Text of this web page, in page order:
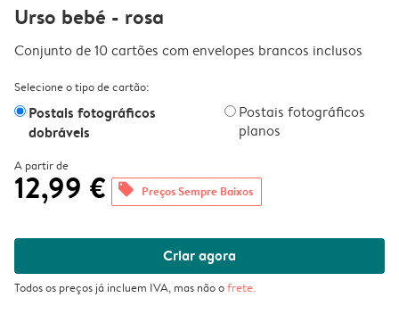
Urso bebé - rosa
Conjunto de 10 cartões com envelopes brancos inclusos
Selecione o tipo de cartão:
Postais fotográficos
dobráveis
Postais fotográficos
planos
A partir de
12,99 € offers Preços Sempre Baixos
Criar agora
Todos os preços já incluem IVA, mas não ofrete.